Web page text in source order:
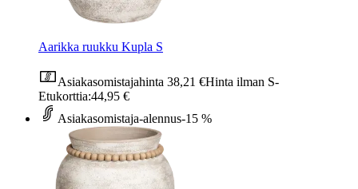
Aarikka ruukku Kupla S
Asiakasomistajahinta 38,21 €Hinta ilman S-
Etukorttia:44,95 €
Asiakasomistaja-alennus-15 %